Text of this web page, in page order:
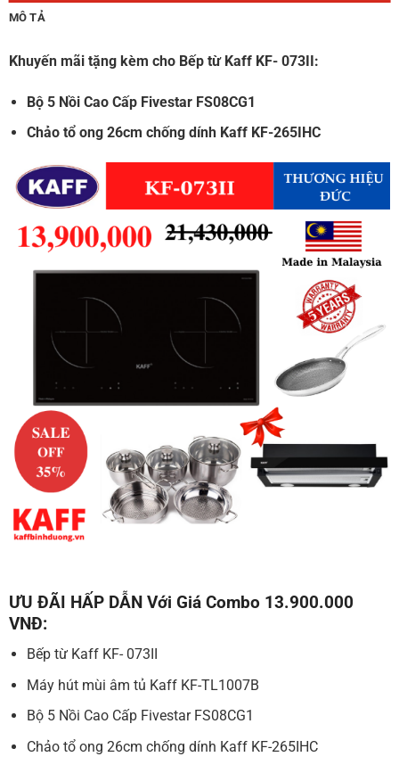
MÔ TẢ
Khuyến mãi tặng kèm cho Bếp từ Kaff KF- 073II:
Bộ 5 Nồi Cao Cấp Fivestar FS08CG1
Chảo tổ ong 26cm chống dính Kaff KF-265IHC
ƯU ĐÃI HẤP DẪN Với Giá Combo 13.900.000
VNĐ:
Bếp từ Kaff KF- 073II
Máy hút mùi âm tủ Kaff KF-TL1007B
Bộ 5 Nồi Cao Cấp Fivestar FS08CG1
Chảo tổ ong 26cm chống dính Kaff KF-265IHC